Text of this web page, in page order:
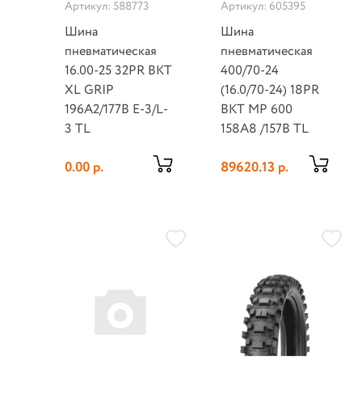
Артикул: 588773
Шина
пневматическая
16.00-25 32PR BKT
XL GRIP
196A2/177B E-3/L-
3 TL
0.00 р.
Артикул: 605395
Шина
пневматическая
400/70-24
(16.0/70-24) 18PR
BKT MP 600
158A8 /157B TL
89620.13 р.